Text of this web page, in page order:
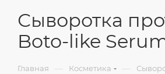
Сыворотка
Boto-like
Главная — Косметика —